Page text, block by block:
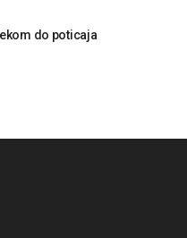
do poticaja